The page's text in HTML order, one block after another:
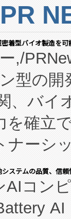
PR
着型バイオ製造を
,/
型の
、バイ
を確立
ナーシ
績ある
プ
品製造
ステムの品質、信
AIコン